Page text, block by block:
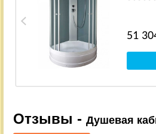
51
Отзывы - Душевая